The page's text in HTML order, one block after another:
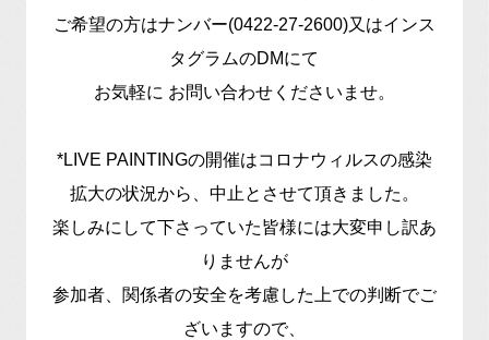
ご希望の方はナンバー(0422-27-2600)又はインス
タグラムのDMにて
お気軽に お問い合わせくださいませ。
*LIVE PAINTINGの開催はコロナウィルスの感染
拡大の状況から、中止とさせて頂きました。
楽しみにして下さっていた皆様には大変申し訳あ
りませんが
参加者、関係者の安全を考慮した上での判断でご
ざいますので、